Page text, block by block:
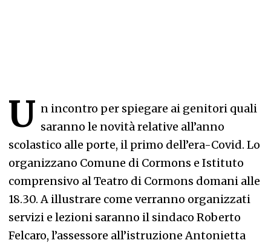
U n incontro per spiegare ai genitori quali
saranno le novità relative all’anno
scolastico alle porte, il primo dell’era-Covid. Lo
organizzano Comune di Cormons e Istituto
comprensivo al Teatro di Cormons domani alle
18.30. A illustrare come verranno organizzati
servizi e lezioni saranno il sindaco Roberto
Felcaro, l’assessore all’istruzione Antonietta